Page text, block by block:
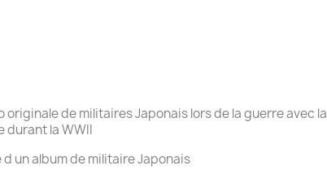
originale de militaires Japonais lors de la guerre avec la
durant la WWII
d un album de militaire Japonais